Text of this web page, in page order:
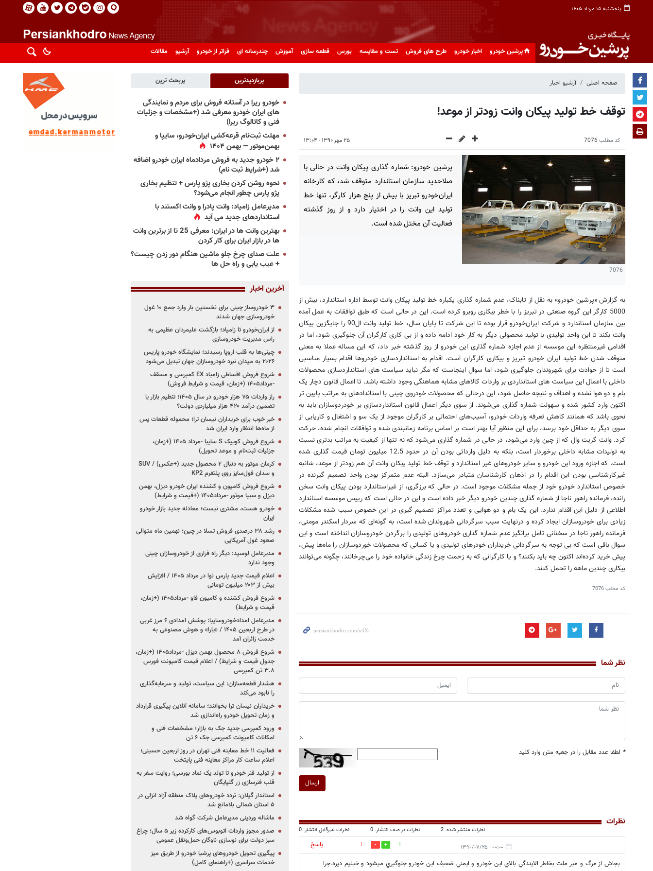
پنجشنبه ۱۵ مرداد ۱۴۰۵
پرشین خودرو اخبار خودرو طرح های فروش تست و مقایسه بورس قطعه سازی آموزش چندرسانه ای فراتر از خودرو آرشیو مقالات
صفحه اصلی آرشیو اخبار
توقف خط تولید پیکان وانت زودتر از موعد!
کد مطلب 7076 ۲۵ مهر ۱۳۹۰ - ۱۳:۰۴
7076
پرشین خودرو: شماره گذاری پیکان ‌وانت در حالی با
صلاحدید سازمان استاندارد متوقف شد، که کارخانه
ایران‌خودرو تبریز با بیش از پنج هزار کارگر، تنها خط
تولید این وانت را در اختیار دارد و از روز گذشته
فعالیت آن مختل شده است.
به گزارش «پرشین خودرو» به نقل از تابناک، عدم شماره گذاری یکباره خط تولید پیکان وانت توسط اداره استاندارد، بیش از
5000 کارگر این گروه صنعتی در تبریز را با خطر بیکاری روبرو کرده است. این در حالی است که طبق توافقات به عمل آمده
بین سازمان استاندارد و شرکت ایران‌خودرو قرار بوده تا این شرکت تا پایان سال، خط تولید وانت ال90 را جایگزین پیکان
وانت بکند تا این واحد تولیدی با تولید محصولی دیگر به کار خود ادامه داده و از بی کاری کارگران آن جلوگیری شود، اما در
اقدامی غیرمنتظره این موسسه از عدم اجازه شماره گذاری این خودرو از روز گذشته خبر داد، که این مساله عملا به معنی
متوقف شدن خط تولید ایران خودرو تبریز و بیکاری کارگران است. اقدام به استانداردسازی خودروها اقدام بسیار مناسبی
است تا از حوادث برای شهروندان جلوگیری شود، اما سوال اینجاست که مگر نباید سیاست های استانداردسازی محصولات
داخلی با اعمال این سیاست های استانداردی بر واردات کالاهای مشابه هماهنگی وجود داشته باشد. تا اعمال قانون دچار یک
بام و دو هوا نشده و اهداف و نتیجه حاصل شود، این درحالی که محصولات خودروی چینی با استاندادهای به مراتب پایین تر
اکنون وارد کشور شده و سهولت شماره گذاری می‌شوند. از سوی دیگر اعمال قانون استانداردسازی بر خودردوسازان باید به
نحوی باشد که همانند کاهش تعرفه واردات خودرو، آسیب‌های احتمالی بر کارگران موجود از یک سو و اشتغال و کاریابی از
سوی دیگر به حداقل خود برسد، برای این منظور آیا بهتر است بر اساس برنامه زمانبندی شده و توافقات انجام شده، حرکت
کرد. وانت گریت وال که از چین وارد می‌شود، در حالی در شماره گذاری می‌شود که نه تنها از کیفیت به مراتب بدتری نسبت
به تولیدات مشابه داخلی برخوردار است، بلکه به دلیل وارداتی بودن آن در حدود 12.5 میلیون تومان قیمت گذاری شده
است. که اجازه ورود این خودرو و سایر خودروهای غیر استاندارد و توقف خط تولید پیکان وانت آن هم زودتر از موعد، شائبه
غیرکارشناسی بودن این اقدام را در اذهان کارشناسان متبادر می‌سازد. البته عدم متمرکز بودن واحد تصمیم گیرنده در
خصوص استاندارد خودرو خود از جمله مشکلات موجود است. در حالی که برزگری، از غیراستاندارد بودن پیکان وانت سخن
رانده، فرمانده راهور ناجا از شماره گذاری چندین خودرو دیگر خبر داده است و این در حالی است که رییس موسسه استاندارد
اطلاعی از دلیل این اقدام ندارد. این یک بام و دو هوایی و تعدد مراکز تصمیم گیری در این خصوص سبب شده مشکلات
زیادی برای خودروسازان ایجاد کرده و درنهایت سبب سرگردانی شهروندان شده است، به گونه‌ای که سردار اسکندر مومنی،
فرمانده راهور ناجا در سخنانی تامل برانگیز عدم شماره گذاری خودروهای تولیدی را برگردن خودروسازان انداخته است و این
سوال باقی است که بی توجه به سرگردانی خریداران خودرهای تولیدی و یا کسانی که محصولات خوردوسازان را ماه‌ها پیش،
پیش خرید کرده‌اند اکنون چه باید بکنند؟ و یا کارگرانی که به زحمت چرخ زندگی خانواده خود را می‌چرخانند، چگونه می‌توانند
بیکاری چندین ماهه را تحمل کنند.
کد مطلب7076
نظر شما
* لطفا عدد مقابل را در جعبه متن وارد کنید
ارسال
نظرات
نظرات منتشر شده: 2 نظرات در صف انتشار: 0 نظرات غیرقابل انتشار: 0
۰۰:۰۰ - ۱۳۹۰/۰۷/۲۵ 1
1
پاسخ
بجاش از مرگ و مير ملت بخاطر الايندگي بالاي اين خودرو و ايمني ضعيف اين خودرو جلوگيري ميشود و خيليم ديره.چرا
پربازدیدترین پربحث ترین
خودرو ریرا در آستانه فروش برای مردم و نمایندگی
های ایران خودرو معرفی شد (+مشخصات و جزئیات
فنی و کاتالوگ ریرا)
مهلت ثبت‌نام قرعه‌کشی ایران‌خودرو، سایپا و
بهمن‌موتور — بهمن ۱۴۰۴
۲ خودرو جدید به فروش مردادماه ایران خودرو اضافه
شد (+شرایط ثبت نام)
نحوه روشن کردن بخاری پژو پارس + تنظیم بخاری
پژو پارس چطور انجام می‌شود؟
مدیرعامل زامیاد: وانت پادرا و وانت اکستند با
استانداردهای جدید می آید
بهترین وانت ها در ایران: معرفی 25 تا از برترین وانت
ها در بازار ایران برای کار کردن
علت صدای چرخ جلو ماشین هنگام دور زدن چیست؟
+ عیب یابی و راه حل ها
آخرین اخبار
۳ خودروساز چینی برای نخستین بار وارد جمع ۱۰ غول
خودروسازی جهان شدند
از ایران‌خودرو تا زامیاد؛ بازگشت علیمردان عظیمی به
راس مدیریت خودروسازی
چینی‌ها به قلب اروپا رسیدند؛ نمایشگاه خودرو پاریس
۲۰۲۶ به میدان نبرد خودروسازان جهان تبدیل می‌شود
شروع فروش اقساطی زامیاد EX کمپرسی و مسقف
-مرداد۱۴۰۵ (+زمان، قیمت و شرایط فروش)
راز واردات ۷۵ هزار خودرو در سال ۱۴۰۵؛ تنظیم بازار یا
تضمین درآمد ۴۲۰ هزار میلیاردی دولت؟
خبر خوب برای خریداران نیسان ترا؛ محموله قطعات پس
از ماه‌ها انتظار وارد ایران شد
شروع فروش کوییک S سایپا -مرداد ۱۴۰۵ (+زمان،
جزئیات ثبت‌نام و موعد تحویل)
کرمان موتور به دنبال ۲ محصول جدید (+عکس) / SUV
و سدان فول‌سایز روی پلتفرم KP2
شروع فروش کامیون و کشنده ایران خودرو دیزل، بهمن
دیزل و سیبا موتور -مرداد۱۴۰۵ (+قیمت و شرایط)
خودرو هست، مشتری نیست؛ معادله جدید بازار خودرو
ایران
رشد ۳۸ درصدی فروش تسلا در چین؛ نهمین ماه متوالی
صعود غول آمریکایی
مدیرعامل لوسید: دیگر راه فراری از خودروسازان چینی
وجود ندارد
اعلام قیمت جدید پارس نوا در مرداد ۱۴۰۵ / افزایش
بیش از ۲۰۳ میلیون تومانی
شروع فروش کشنده و کامیون فاو -مرداد۱۴۰۵ (+زمان،
قیمت و شرایط)
مدیرعامل امدادخودروسایپا: پوشش امدادی ۶ مرز غربی
در طرح اربعین ۱۴۰۵ / «یارا» و هوش مصنوعی به
خدمت زائران آمد
شروع فروش ۸ محصول بهمن دیزل -مرداد۱۴۰۵ (+زمان،
جدول قیمت و شرایط) / اعلام قیمت کامیونت فورس
۳.۸ تن کمپرسی
هشدار قطعه‌سازان: این سیاست، تولید و سرمایه‌گذاری
را نابود می‌کند
خریداران نیسان ترا بخوانند؛ سامانه آنلاین پیگیری قرارداد
و زمان تحویل خودرو راه‌اندازی شد
ورود کمپرسی جدید جک به بازار؛ مشخصات فنی و
امکانات کامیونت کمپرسی جک ۶ تن
فعالیت ۱۱ خط معاینه فنی تهران در روز اربعین حسینی؛
اعلام ساعت کار مراکز معاینه فنی پایتخت
از تولید فنر خودرو تا تولد یک نماد بورسی؛ روایت سفر به
قلب فنرسازی زر گلپایگان
استاندار گیلان: تردد خودروهای پلاک منطقه آزاد انزلی در
۵ استان شمالی بلامانع شد
ماشاله وردینی مدیرعامل شرکت گواه شد
صدور مجوز واردات اتوبوس‌های کارکرده زیر ۵ سال؛ چراغ
سبز دولت برای نوسازی ناوگان حمل‌ونقل عمومی
پیگیری تحویل خودروهای پرشیا خودرو از طریق میز
خدمات سراسری (+راهنمای کامل)